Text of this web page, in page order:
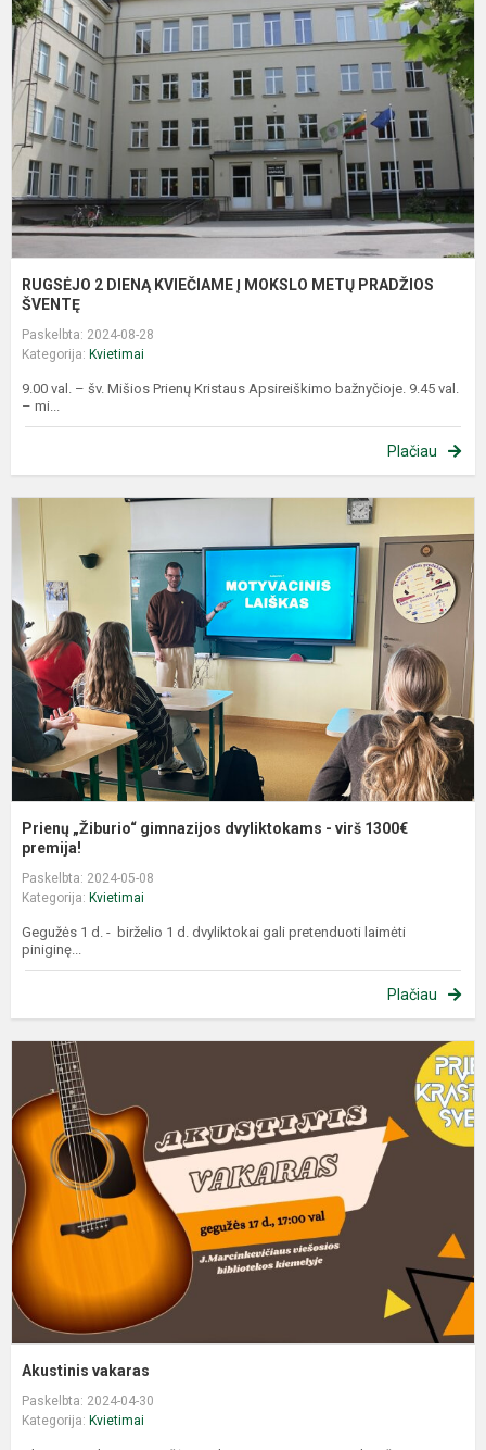
RUGSĖJO 2 DIENĄ KVIEČIAME Į MOKSLO METŲ PRADŽIOS
ŠVENTĘ
Paskelbta: 2024-08-28
Kategorija: Kvietimai
9.00 val. – šv. Mišios Prienų Kristaus Apsireiškimo bažnyčioje. 9.45 val.
– mi...
Plačiau
Prienų „Žiburio“ gimnazijos dvyliktokams - virš 1300€
premija!
Paskelbta: 2024-05-08
Kategorija: Kvietimai
Gegužės 1 d. - birželio 1 d. dvyliktokai gali pretenduoti laimėti
piniginę...
Plačiau
Akustinis vakaras
Paskelbta: 2024-04-30
Kategorija: Kvietimai